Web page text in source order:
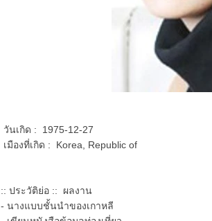
วันเกิด : 1975-12-27
เมืองที่เกิด : Korea, Republic of
:: ประวัติย่อ :: ผลงาน
- นางแบบชั้นนำของเกาหลี